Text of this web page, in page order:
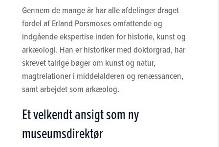
Gennem de mange år har alle afdelinger draget
fordel af Erland Porsmoses omfattende og
indgående ekspertise inden for historie, kunst og
arkæologi. Han er historiker med doktorgrad, har
skrevet talrige bøger om kunst og natur,
magtrelationer i middelalderen og renæssancen,
samt arbejdet som arkæolog.
Et velkendt ansigt som ny
museumsdirektør